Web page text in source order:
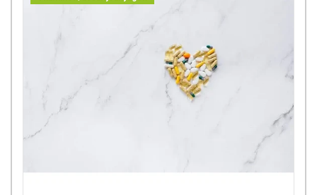
összetétel-, és allergén információkat) kizárólag tájékoztató jellegűek,
termék csomagolásán találja meg.
Az étrend-kiegészítők az érvényben lévő uniós szabályozás szerint
élelmiszernek minősülnek, melyek a szokásos étrend kiegészítését
szolgálják, és koncentrált formában tartalmaznak tápanyagokat. Habár
az étrend-kiegészítőknek lehetnek kedvező élettani hatásai, melyek
egyénenként változhatnak, jelölésük, megjelenítésük és reklámozásuk
során tilos betegséget megelőző vagy gyógyító hatást tulajdonítani
nekik. Ez a termék nem helyettesíti a kiegyensúlyozott, vegyes
étrendet és az egészséges életmódot!